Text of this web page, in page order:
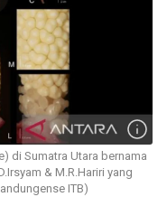
di Sumatra Utara bernama
& M.R.Hariri yang
ITB)